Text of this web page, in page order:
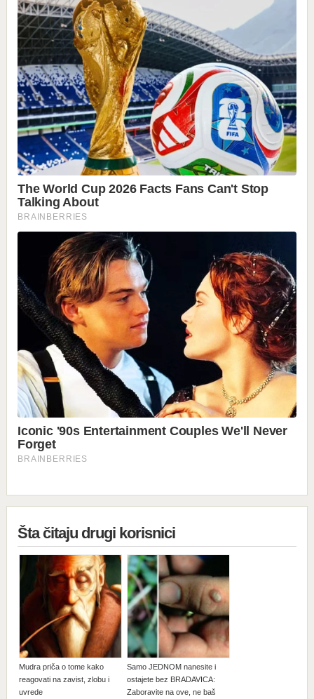
Šta čitaju drugi korisnici
Mudra priča o tome kako
reagovati na zavist, zlobu i
uvrede
Samo JEDNOM nanesite i
ostajete bez BRADAVICA:
Zaboravite na ove, ne baš